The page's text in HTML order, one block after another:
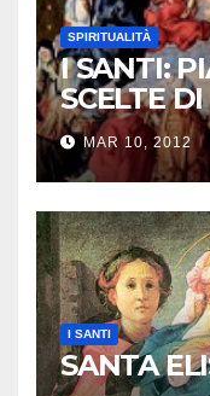
SPIRITUALITÀ
I SANTI:
SCELTE
MAR 10, 2012
I SANTI
SANTA